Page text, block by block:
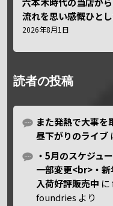
流れを思い感慨ひと
2026年8月1日
読者の投稿
また発熱で大事を
昼下がりのライブ
・5月のスケジュ
一部変更<br>・
入荷好評販売中 に
foundries より